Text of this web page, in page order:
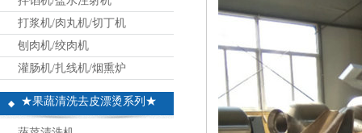
打浆机/肉丸机/切丁机
刨肉机/绞肉机
灌肠机/扎线机/烟熏炉
★果蔬清洗去皮漂烫系列★